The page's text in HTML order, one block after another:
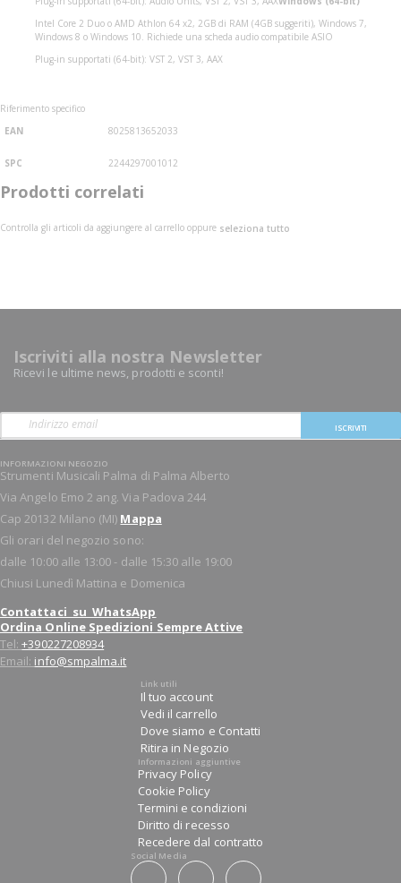
Intel Core 2 Duo o AMD Athlon 64 x2, 2GB di RAM (4GB suggeriti), Windows 7,
Windows 8 o Windows 10. Richiede una scheda audio compatibile ASIO
Plug-in supportati (64-bit): VST 2, VST 3, AAX
Riferimento specifico
EAN
8025813652033
SPC 2244297001012
Prodotti correlati
Controlla gli articoli da aggiungere al carrello oppure seleziona tutto
Iscriviti alla nostra Newsletter
Ricevi le ultime news, prodotti e sconti!
ISCRIVITI
INFORMAZIONI NEGOZIO
Strumenti Musicali Palma di Palma Alberto
Via Angelo Emo 2 ang. Via Padova 244
Cap 20132 Milano (MI) Mappa
Gli orari del negozio sono:
dalle 10:00 alle 13:00 - dalle 15:30 alle 19:00
Chiusi Lunedì Mattina e Domenica
Contattaci su WhatsApp
Ordina Online Spedizioni Sempre Attive
Tel:+390227208934
Email: info@smpalma.it
Link utili
Il tuo account
Vedi il carrello
Dove siamo e Contatti
Ritira in Negozio
Informazioni aggiuntive
Privacy Policy
Cookie Policy
Termini e condizioni
Diritto di recesso
Recedere dal contratto
Social Media